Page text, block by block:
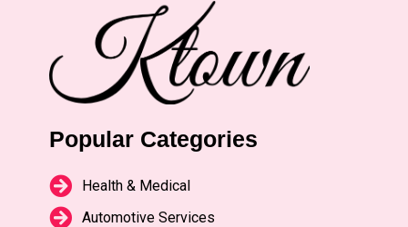
Popular Categories
Health & Medical
Automotive Services